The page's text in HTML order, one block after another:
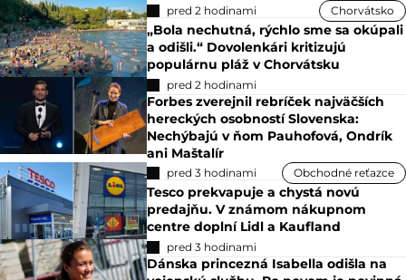
pred 2 hodinami Chorvátsko
„Bola nechutná, rýchlo sme sa okúpali
a odišli.“ Dovolenkári kritizujú
populárnu pláž v Chorvátsku
pred 2 hodinami
Forbes zverejnil rebríček najväčších
hereckých osobností Slovenska:
Nechýbajú v ňom Pauhofová, Ondrík
ani Maštalír
pred 3 hodinami Obchodné reťazce
Tesco prekvapuje a chystá novú
predajňu. V známom nákupnom
centre doplní Lidl a Kaufland
pred 3 hodinami
Dánska princezná Isabella odišla na